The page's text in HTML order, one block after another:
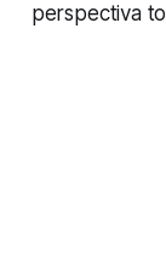
perspectiva